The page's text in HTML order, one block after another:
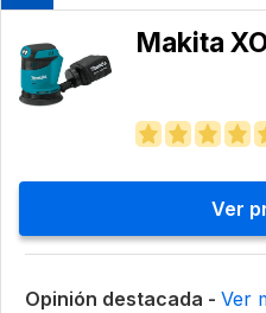
Makita
Ver
Opinión destacada - Ver